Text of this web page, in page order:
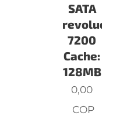
SATA
7200
Cache:
128MB
0,00
COP